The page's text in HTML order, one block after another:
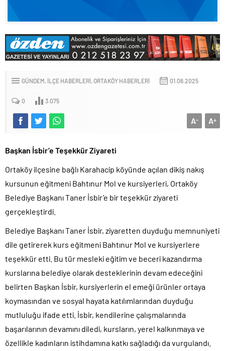
GÜNDEM İLÇE HABERLERI ORTAKÖY HABERLERI 01.06.2025
0 3.075
A+
A-
Başkan İsbir’e Teşekkür Ziyareti
Ortaköy ilçesine bağlı Karahacip köyünde açılan dikiş nakış
kursunun eğitmeni Bahtınur Mol ve kursiyerleri, Ortaköy
Belediye Başkanı Taner İsbir’e bir teşekkür ziyareti
gerçekleştirdi.
Belediye Başkanı Taner İsbir, ziyaretten duyduğu memnuniyeti
dile getirerek kurs eğitmeni Bahtınur Mol ve kursiyerlere
teşekkür etti. Bu tür mesleki eğitim ve beceri kazandırma
kurslarına belediye olarak desteklerinin devam edeceğini
belirten Başkan İsbir, kursiyerlerin el emeği ürünler ortaya
koymasından ve sosyal hayata katılımlarından duyduğu
mutluluğu ifade etti. İsbir, kendilerine çalışmalarında
başarılarının devamını diledi, kursların, yerel kalkınmaya ve
özellikle kadınların istihdamına katkı sağladığı da vurgulandı.